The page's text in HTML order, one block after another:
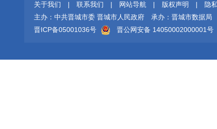
关于我们 | 联系我们 | 网站导航 | 版权声明 |
隐
主办：中共晋城市委 晋城市人民政府
承办：晋城市数据局
晋ICP备05001036号
晋公网安备 14050002000001号